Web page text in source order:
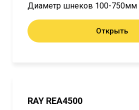
Диаметр шнеков 100-750мм
Открыть
RAY REA4500